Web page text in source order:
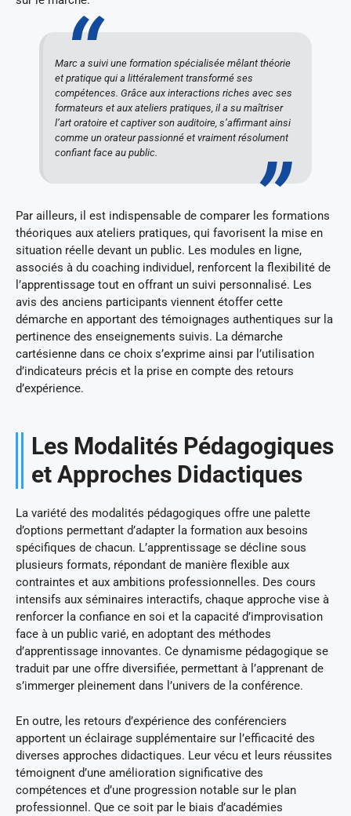
Marc a suivi une formation spécialisée mêlant théorie
et pratique qui a littéralement transformé ses
compétences. Grâce aux interactions riches avec ses
formateurs et aux ateliers pratiques, il a su maîtriser
l’art oratoire et captiver son auditoire, s’affirmant ainsi
comme un orateur passionné et vraiment résolument
confiant face au public.
Par ailleurs, il est indispensable de comparer les formations
théoriques aux ateliers pratiques, qui favorisent la mise en
situation réelle devant un public. Les modules en ligne,
associés à du coaching individuel, renforcent la flexibilité de
l’apprentissage tout en offrant un suivi personnalisé. Les
avis des anciens participants viennent étoffer cette
démarche en apportant des témoignages authentiques sur la
pertinence des enseignements suivis. La démarche
cartésienne dans ce choix s’exprime ainsi par l’utilisation
d’indicateurs précis et la prise en compte des retours
d’expérience.
Les Modalités Pédagogiques
et Approches Didactiques
La variété des modalités pédagogiques offre une palette
d’options permettant d’adapter la formation aux besoins
spécifiques de chacun. L’apprentissage se décline sous
plusieurs formats, répondant de manière flexible aux
contraintes et aux ambitions professionnelles. Des cours
intensifs aux séminaires interactifs, chaque approche vise à
renforcer la confiance en soi et la capacité d’improvisation
face à un public varié, en adoptant des méthodes
d’apprentissage innovantes. Ce dynamisme pédagogique se
traduit par une offre diversifiée, permettant à l’apprenant de
s’immerger pleinement dans l’univers de la conférence.
En outre, les retours d’expérience des conférenciers
apportent un éclairage supplémentaire sur l’efficacité des
diverses approches didactiques. Leur vécu et leurs réussites
témoignent d’une amélioration significative des
compétences et d’une progression notable sur le plan
professionnel. Que ce soit par le biais d’académies